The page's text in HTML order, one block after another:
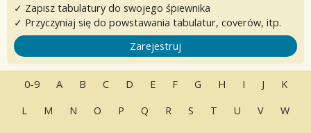
✓ Zapisz tabulatury do swojego śpiewnika
✓ Przyczyniaj się do powstawania tabulatur, coverów, itp.
Zarejestruj
0-9 A B C D E F G H I J
K
L
M N O P Q R S T U V
W